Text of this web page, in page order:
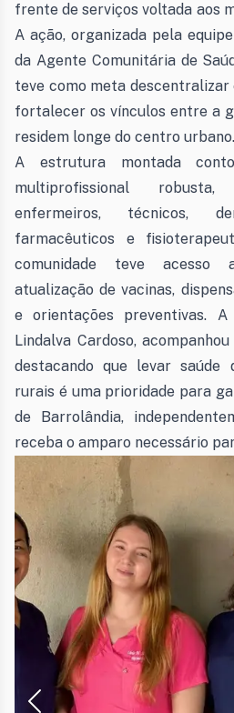
frente de serviços voltada aos
A ação, organizada pela
da Agente Comunitária de
teve como meta
fortalecer os vínculos entre a
residem longe do centro urbano.
A estrutura montada
multiprofissional
enfermeiros, técnicos,
farmacêuticos e
comunidade teve acesso
atualização de vacinas,
e orientações preventivas.
Lindalva Cardoso,
destacando que levar saúde
rurais é uma prioridade para
de Barrolândia,
receba o amparo necessário